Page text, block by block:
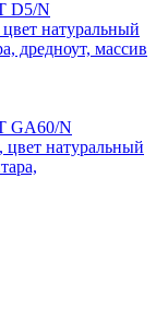
дредноут, массив